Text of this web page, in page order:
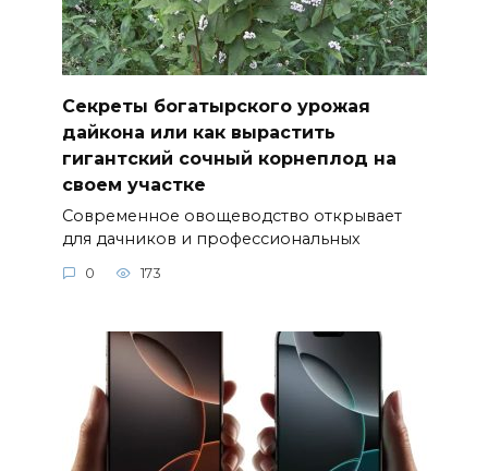
Секреты богатырского урожая
дайкона или как вырастить
гигантский сочный корнеплод на
своем участке
Современное овощеводство открывает
для дачников и профессиональных
0 173